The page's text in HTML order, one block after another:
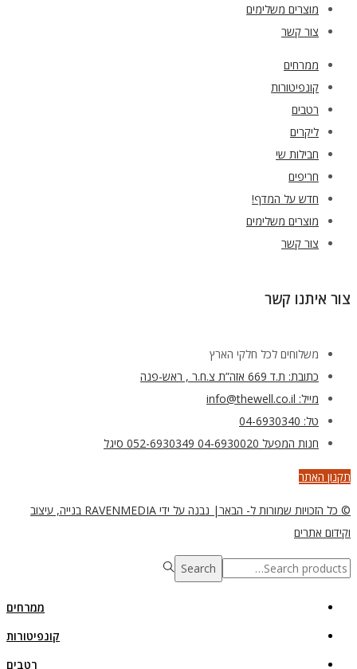
מוצרים משלימים
צור קשר
ממרחים
קונפיטורות
רטבים
ליקרים
חבילות שי
חריפים
חדש על המדף!
מוצרים משלימים
צור קשר
צור איתנו קשר
משלוחים לכל חלקי הארץ
כתובת: ת.ד 669 אזה”ת צ.ח.ר , ראש-פנה
מייל: info@thewell.co.il
טל: 04-6930340
חנות המפעל 04-6930020 052-6930349 סיגל
תקנון האתר
© כל הזכויות שמורות ל- הבאר| נבנה על ידי RAVENMEDIA בנייה, עיצוב
וקידום אתרים
Search
Search
ממרחים
קונפיטורות
רטבים